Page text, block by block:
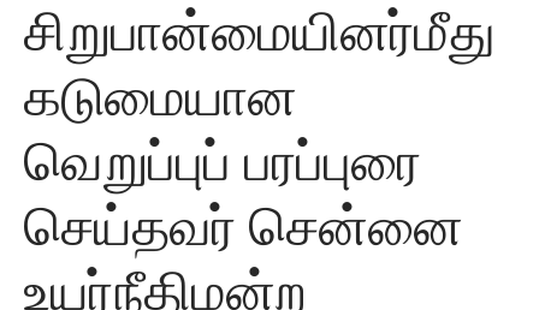
சிறுபான்மையினர்மீது
கடுமையான
வெறுப்புப் பரப்புரை
செய்தவர் சென்னை
உயர்நீதிமன்ற